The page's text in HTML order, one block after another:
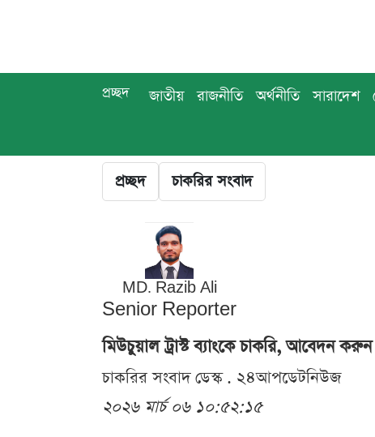
প্রচ্ছদ জাতীয় রাজনীতি অর্থনীতি সারাদেশ
প্রচ্ছদ চাকরির সংবাদ
MD. Razib Ali
Senior Reporter
মিউচুয়াল ট্রাস্ট ব্যাংকে চাকরি, আবেদন
চাকরির সংবাদ ডেস্ক . ২৪আপডেটনিউজ
২০২৬ মার্চ ০৬ ১০:৫২:১৫